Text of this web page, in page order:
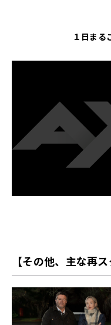
１日まる
【その他、主な再ス